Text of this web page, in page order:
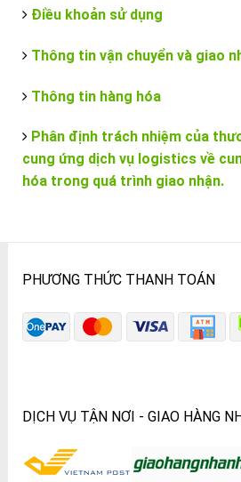
Điều khoản sử dụng
Thông tin vận chuyển và giao
Thông tin hàng hóa
Phân định trách nhiệm của
cung ứng dịch vụ logistics về
hóa trong quá trình giao nhận.
PHƯƠNG THỨC THANH TOÁN
DỊCH VỤ TẬN NƠI - GIAO HÀNG